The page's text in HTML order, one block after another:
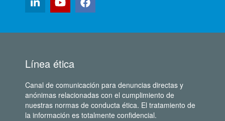
Línea ética
Canal de comunicación para denuncias directas y
anónimas relacionadas con el cumplimiento de
nuestras normas de conducta ética. El tratamiento de
la información es totalmente confidencial.